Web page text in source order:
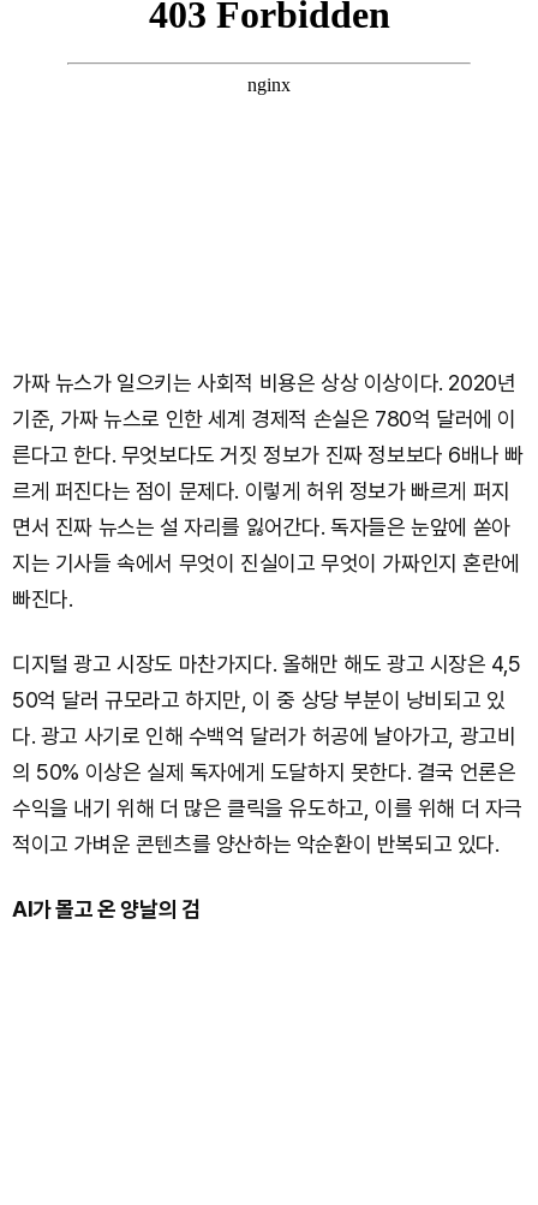
가짜 뉴스가 일으키는 사회적 비용은 상상 이상이다. 2020년
기준, 가짜 뉴스로 인한 세계 경제적 손실은 780억 달러에 이
른다고 한다. 무엇보다도 거짓 정보가 진짜 정보보다 6배나 빠
르게 퍼진다는 점이 문제다. 이렇게 허위 정보가 빠르게 퍼지
면서 진짜 뉴스는 설 자리를 잃어간다. 독자들은 눈앞에 쏟아
지는 기사들 속에서 무엇이 진실이고 무엇이 가짜인지 혼란에
빠진다.
디지털 광고 시장도 마찬가지다. 올해만 해도 광고 시장은 4,5
50억 달러 규모라고 하지만, 이 중 상당 부분이 낭비되고 있
다. 광고 사기로 인해 수백억 달러가 허공에 날아가고, 광고비
의 50% 이상은 실제 독자에게 도달하지 못한다. 결국 언론은
수익을 내기 위해 더 많은 클릭을 유도하고, 이를 위해 더 자극
적이고 가벼운 콘텐츠를 양산하는 악순환이 반복되고 있다.
AI가 몰고 온 양날의 검